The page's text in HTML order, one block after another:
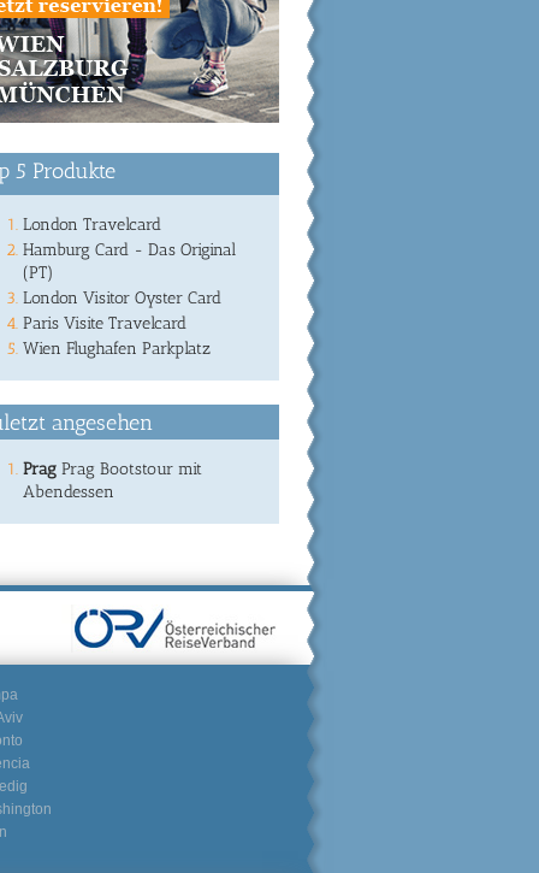
5 Produkte
London Travelcard
Hamburg Card - Das Original
(PT)
London Visitor Oyster Card
Paris Visite Travelcard
Wien Flughafen Parkplatz
angesehen
Prag Prag Bootstour mit
Abendessen